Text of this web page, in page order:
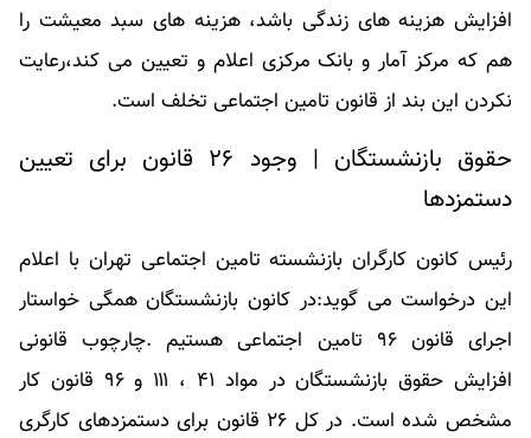
افزایش هزینه های زندگی باشد، هزینه های سبد معیشت را
هم که مرکز آمار و بانک مرکزی اعلام و تعیین می کند،رعایت
نکردن این بند از قانون تامین اجتماعی تخلف است.​
حقوق بازنشستگان | وجود ۲۶ قانون برای تعیین
دستمزدها
رئیس کانون کارگران بازنشسته تامین اجتماعی تهران با اعلام
این درخواست می گوید:در کانون بازنشستگان همگی خواستار
اجرای قانون ۹۶ تامین اجتماعی هستیم .چارچوب قانونی
افزایش حقوق بازنشستگان در مواد ۴۱ ، ۱۱۱ و ۹۶ قانون کار
مشخص شده است. در کل ۲۶ قانون برای دستمزدهای کارگری